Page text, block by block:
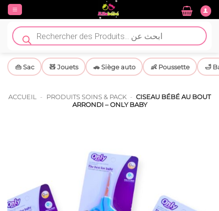
Passer
contenu
Recherche
de
produits
👜 Sac 🧸 Jouets 🚗 Siège auto 👶 Poussette 🛁
ACCUEIL - PRODUITS SOINS & PACK - CISEAU BÉBÉ AU BOUT
ARRONDI – ONLY BABY